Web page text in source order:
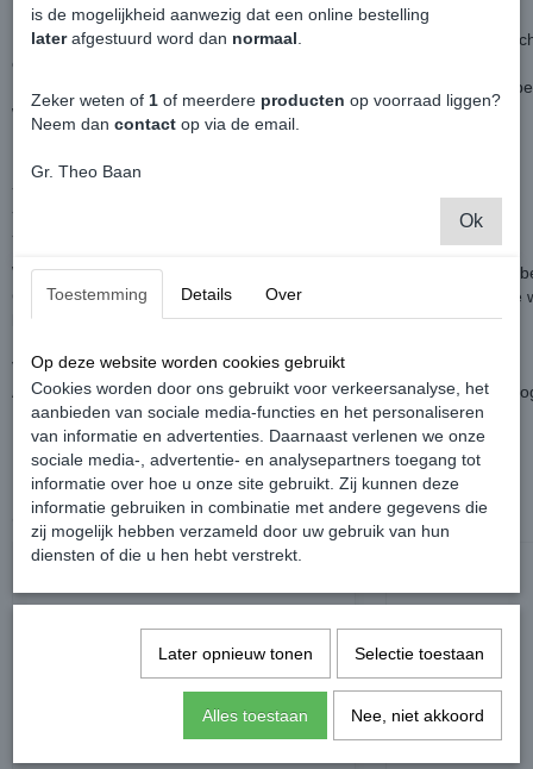
De bumper word pasvorm geleverd voor je Caddy, echter moet je
één en ander wijzigen.
Ik help je daarbij met de juiste info van tevoren of wanneer de
worden.
- Voorbumper
- Onderste Grille
- DRL Kunststof houders
Word geleverd zonder bovenste grille maar die kan online wel mee
Custom Made, beide online te vinden.In verband met Custom Made
levertijd.
Voor de status over de levertijd, neem contact op.
Annuleren na aankoop en/of retour van Custom producten is niet
Ook interessant
is de mogelijkheid aanwezig dat een online bestelling
laterafgestuurd word dan normaal
Zeker weten of 1 of meerdere producten op voorraad liggen?
Neem dan contact op via de email.
Gr. Theo Baan
Ok
Toestemming Details Over
Op deze website worden cookies gebruikt
Cookies worden door ons gebruikt voor verkeersanalyse, het
aanbieden van sociale media-functies en het personaliseren
van informatie en advertenties. Daarnaast verlenen we onze
sociale media-, advertentie- en analysepartners toegang tot
informatie over hoe u onze site gebruikt. Zij kunnen deze
informatie gebruiken in combinatie met andere gegevens die
zij mogelijk hebben verzameld door uw gebruik van hun
diensten of die u hen hebt verstrekt.
Later opnieuw tonen Selectie toestaan
Alles toestaan Nee, niet akkoord